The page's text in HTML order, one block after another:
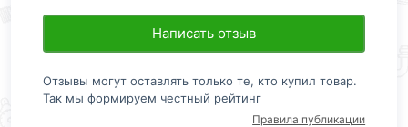
Написать отзыв
Отзывы могут оставлять только те, кто купил товар.
Так мы формируем честный рейтинг
Правила публикации